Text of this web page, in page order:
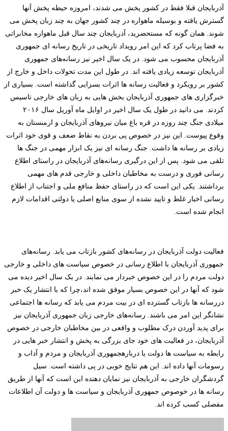
آذربایجان قبلا فقط در کشور پخش می شدند، امروزه حیطه پخش آنها
گسترش یافته و بوسیله ماهواره در چند کشور جهان به چند زبان پخش می
شوند. همان گونه که مستحضرید، آذربایجان چند سال قبل ماهواره مخابراتی
به فضا پرتاب کرد که این امر رویداد تاریخی در تاریخ رسانه ای جمهوری
آذربایجان محسوب می شود. در یک سال اخیر نیز رسانه‌های جمهوری
آذربایجان توسعه زیادی یافته اند. در طول این مدت تحولات داخل و خارج از
کشور بر رویکرد و فعالیت رسانه ها اثرات بسزایی گذاشته است. بسیاری از
خبرگزاری های جمهوری آذربایجان بخش هایی به زبان های خارجی تاسیس
کردند. می دانید در طول یک سال اخیر در اوایل ماه آوریل سال ۲۰۱۶
میلادی جنگ چند روزه در قره باغ میان نیروهای آذربایجان و ارمنستان به
وقوع پیوست. این نیز در خصوص پی بردن به نقاط ضعف و قوی خود اثرات
زیادی بر رسانه ها داشت. جنگ رسانه ای نیز یک ابزار مهمی در جنگ ها
تلقی می شود. پس از این درگیری رسانه‌های آذربایجان در راستای اطلاع
رسانی فوری و درست به مخاطبان داخلی و خارجی قدم های مهمی
برداشتند. یکی این است که در راستای حفظ منافع ملی و اجتناب از اطلاع
رسانی اخبار غلط و تایید نشده از سوی منابع اصلی یا دولتی اقدامات لازم
انجام شده است.
فعالیت دولت آذربایجان در رسانه‌های کشور بازتاب می یابد. رسانه‌های
جمهوری آذربایجان با اطلاع رسانی در خصوص سیاست های داخلی و خارجی
دولت مردم را در این خصوص خبردار می نمایند. در یک سال اخیر دیده می
شود که آنها در این خصوص بسیار موفق شده اند،چرا که با انتشار یک خبر
دررسانه ها بازتاب گسترده ای در بیت مردم می یابد که رسانه ها اجتماعی
نشانگر این امر می باشند. رسانه‌های خارجی زبان جمهوری آذربایجان نیز
برای پدید آوردن درک مطلوب و واقعی در بین مخاطبان خارجی در خصوص
آذربایجان، در فعالیت های خود جای بزرگی به پخش و انتشار خبر هایی در
رابطه به سیاست ها دولت یا دربارهجمهوری آذربایجان و مردم و آداب و
رسومات آنها داده اند. این هم نتایج خوبی در پی داشته است. سیل
گردشگران خارجی به آذربایجان نیز نمایان دهنده این است که آنها از طریق
رسانه ها در خوصوص جمهوری آذربایجان و سیاست ها و دولت آن اطلاعات
مفصلی کسب کرده اند.